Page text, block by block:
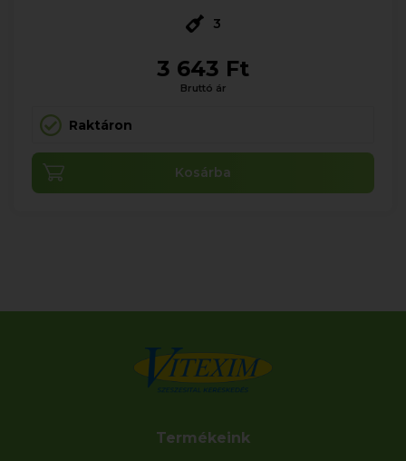
3
3 643 Ft
Bruttó ár
Raktáron
Kosárba
Termékeink